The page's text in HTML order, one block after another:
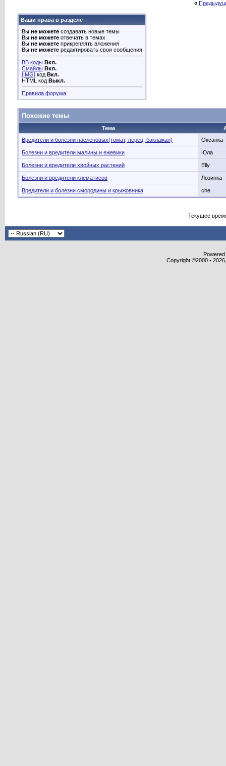
«
Ваши права в разделе
Вы не можете создавать новые темы
Вы не можете отвечать в темах
Вы не можете прикреплять вложения
Вы не можете редактировать свои сообщения
BB коды Вкл.
Смайлы Вкл.
[IMG] код Вкл.
HTML код Выкл.
Правила форума
Похожие темы
Тема
Вредители и болезни пасленовых(томат, перец, баклажан)
Оксанка
Болезни и вредители малины и ежевики Юла
Болезни и вредители хвойных растений Elly
Болезни и вредители клематисов Лозинка
Вредители и болезни смородины и крыжовника che
Текущее
Copyright ©2000 -